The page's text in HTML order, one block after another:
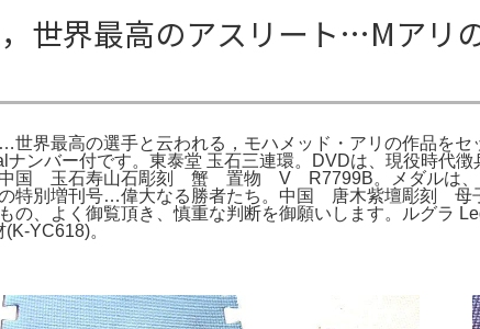
世界最高のアスリート…Mア
世界最高の選手と云われる，モハメッド・アリの作品を
ナンバー付です。東泰堂 玉石三連環。DVDは、現役時代
中国 玉石寿山石彫刻 蟹 置物 V R7799B。メダルは、
の特別増刊号…偉大なる勝者たち。中国 唐木紫壇彫刻
の、よく御覧頂き、慎重な判断を御願いします。ルグ
YC618)。